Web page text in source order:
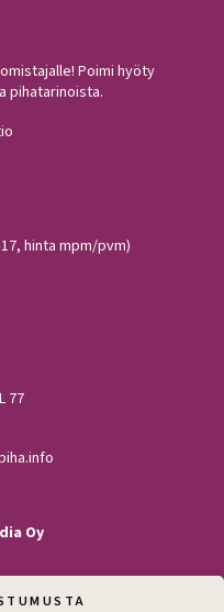
Poimi hyöty
pihatarinoista.
hinta mpm/pvm)
77
Oy